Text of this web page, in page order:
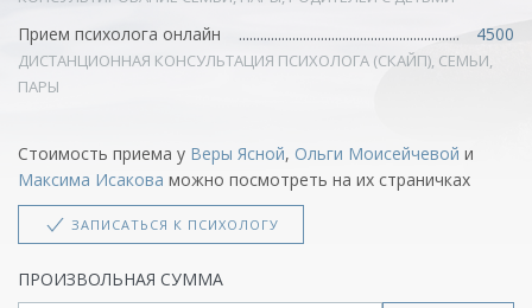
Прием психолога онлайн 4500
ДИСТАНЦИОННАЯ КОНСУЛЬТАЦИЯ ПСИХОЛОГА (СКАЙП), СЕМЬИ,
ПАРЫ
Стоимость приема у Веры Ясной, Ольги Моисейчевой и
Максима Исакова можно посмотреть на их страничках
ЗАПИСАТЬСЯ К ПСИХОЛОГУ
ПРОИЗВОЛЬНАЯ СУММА